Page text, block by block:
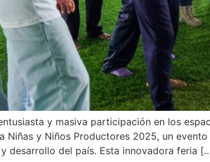
y masiva participación en los
Niñas y Niños Productores 2025, un
desarrollo del país. Esta innovadora feria